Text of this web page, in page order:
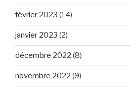
février 2023 (14)
janvier 2023 (2)
décembre 2022 (8)
novembre 2022 (9)